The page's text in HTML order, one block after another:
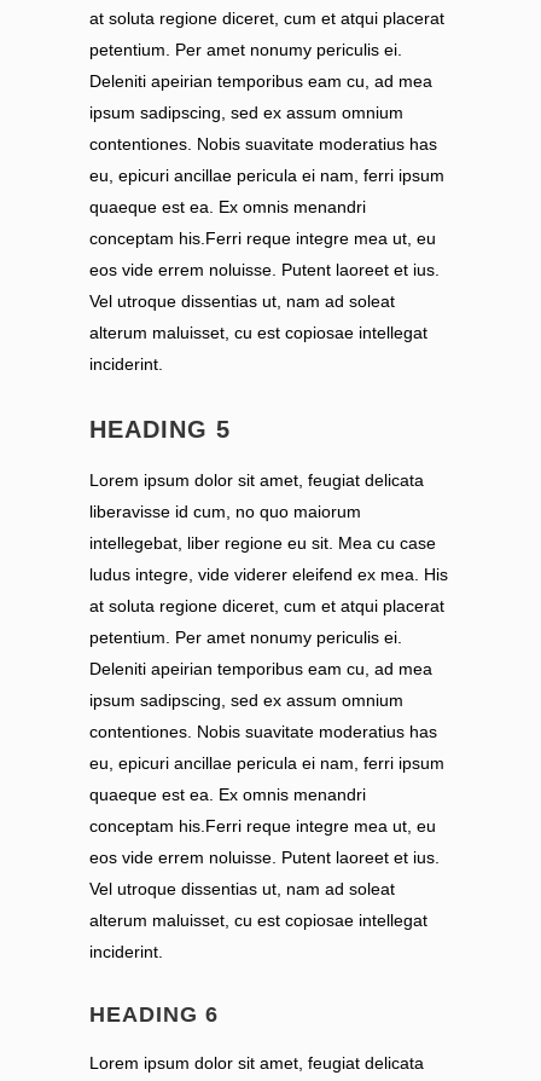
at soluta regione diceret, cum et atqui placerat
petentium. Per amet nonumy periculis ei.
Deleniti apeirian temporibus eam cu, ad mea
ipsum sadipscing, sed ex assum omnium
contentiones. Nobis suavitate moderatius has
eu, epicuri ancillae pericula ei nam, ferri ipsum
quaeque est ea. Ex omnis menandri
conceptam his.Ferri reque integre mea ut, eu
eos vide errem noluisse. Putent laoreet et ius.
Vel utroque dissentias ut, nam ad soleat
alterum maluisset, cu est copiosae intellegat
inciderint.
HEADING 5
Lorem ipsum dolor sit amet, feugiat delicata
liberavisse id cum, no quo maiorum
intellegebat, liber regione eu sit. Mea cu case
ludus integre, vide viderer eleifend ex mea. His
at soluta regione diceret, cum et atqui placerat
petentium. Per amet nonumy periculis ei.
Deleniti apeirian temporibus eam cu, ad mea
ipsum sadipscing, sed ex assum omnium
contentiones. Nobis suavitate moderatius has
eu, epicuri ancillae pericula ei nam, ferri ipsum
quaeque est ea. Ex omnis menandri
conceptam his.Ferri reque integre mea ut, eu
eos vide errem noluisse. Putent laoreet et ius.
Vel utroque dissentias ut, nam ad soleat
alterum maluisset, cu est copiosae intellegat
inciderint.
HEADING 6
Lorem ipsum dolor sit amet, feugiat delicata